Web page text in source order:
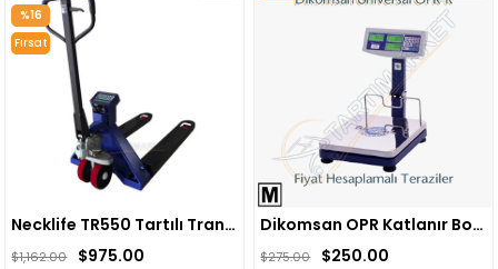
Necklife TR550 Tartılı Transpalet Baskül
$975.00
$1,162.00
Ürün
%16
Fırsat
Dikomsan OPR Katlanır Boyunlu Fiyat Hesaplamalı Baskül
$250.00
$275.00